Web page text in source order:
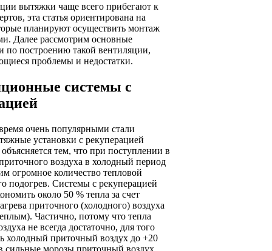
вытяжки чаще всего прибегают к
эта статья ориентирована на
планируют осуществить монтаж
Далее рассмотрим основные
по построению такой вентиляции,
проблемы и недостатки.
системы с
очень популярными стали
установки с рекуперацией
тем, что при поступлении в
воздуха в холодный период
огромное количество тепловой
подогрев. Системы с рекуперацией
около 50 % тепла за счет
приточного (холодного) воздуха
Частично, потому что тепла
не всегда достаточно, для того
холодный приточный воздух до +20
сильные морозы приточный воздух